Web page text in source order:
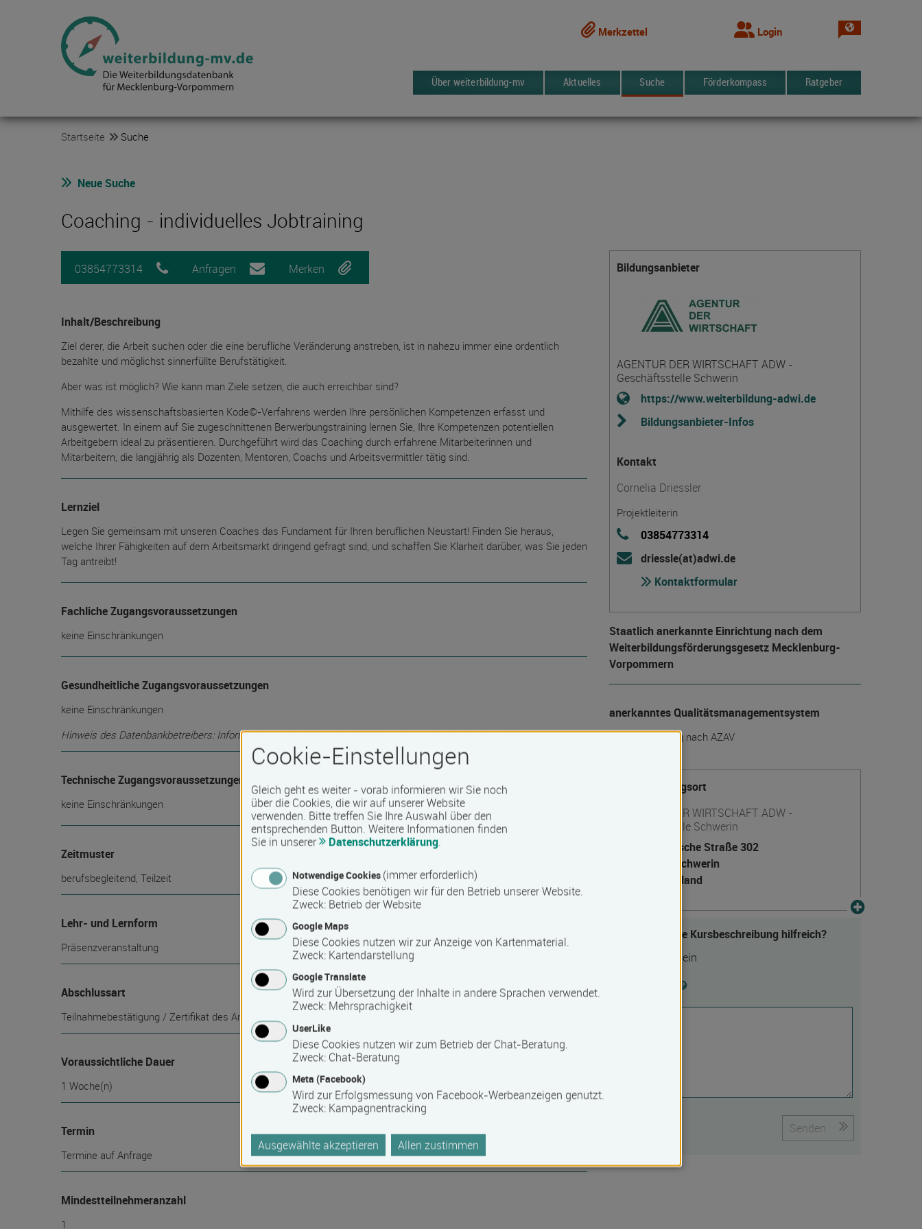
Merkzettel Login Sprache
Über weiterbildung-mv Aktuelles Suche Förderkompass Ratgeber
Startseite Suche
Neue Suche
Coaching - individuelles Jobtraining
03854773314 Anfragen Merken
Inhalt/Beschreibung
Ziel derer, die Arbeit suchen oder die eine berufliche Veränderung anstreben, ist in nahezu immer eine ordentlich
bezahlte und möglichst sinnerfüllte Berufstätigkeit.
Aber was ist möglich? Wie kann man Ziele setzen, die auch erreichbar sind?
Mithilfe des wissenschaftsbasierten Kode©-Verfahrens werden Ihre persönlichen Kompetenzen erfasst und
ausgewertet. In einem auf Sie zugeschnittenen Berwerbungstraining lernen Sie, Ihre Kompetenzen potentiellen
Arbeitgebern ideal zu präsentieren. Durchgeführt wird das Coaching durch erfahrene Mitarbeiterinnen und
Mitarbeitern, die langjährig als Dozenten, Mentoren, Coachs und Arbeitsvermittler tätig sind.
Lernziel
Legen Sie gemeinsam mit unseren Coaches das Fundament für Ihren beruflichen Neustart! Finden Sie heraus,
welche Ihrer Fähigkeiten auf dem Arbeitsmarkt dringend gefragt sind, und schaffen Sie Klarheit darüber, was Sie jeden
Tag antreibt!
Fachliche Zugangsvoraussetzungen
keine Einschränkungen
Gesundheitliche Zugangsvoraussetzungen
keine Einschränkungen
Hinweis des Datenbankbetreibers: Informationen über die Barrierefreiheit erfragen Sie bitte beim Anbieter.
Technische Zugangsvoraussetzungen
keine Einschränkungen
Zeitmuster
berufsbegleitend, Teilzeit
Lehr- und Lernform
Präsenzveranstaltung
Abschlussart
Teilnahmebestätigung / Zertifikat des Anbieters
Voraussichtliche Dauer
1 Woche(n)
Termin
Termine auf Anfrage
Mindest­teilnehmer­anzahl
1
Bildungsanbieter
AGENTUR DER WIRTSCHAFT ADW -
Geschäftsstelle Schwerin
https://www.weiterbildung-adwi.de
Bildungsanbieter-Infos
Kontakt
Cornelia Driessler
Projektleiterin
03854773314
driessle(at)adwi.de
Kontaktformular
Staatlich anerkannte Einrichtung nach dem
Weiter­bildungs­förderungs­gesetz Mecklenburg-
Vorpommern
anerkanntes Qualitätsmanagementsystem
Trägerzulassung nach AZAV
Veranstaltungsort
AGENTUR DER WIRTSCHAFT ADW -
Geschäftsstelle Schwerin
Wismarsche Straße 302
19055 Schwerin
Deutschland
Fanden Sie die Kursbeschreibung hilfreich?
Nein
Senden
Cookie-Einstellungen
Gleich geht es weiter - vorab informieren wir Sie noch
über die Cookies, die wir auf unserer Website
verwenden. Bitte treffen Sie Ihre Auswahl über den
entsprechenden Button. Weitere Informationen finden
Sie in unserer
Datenschutzerklärung.
Notwendige Cookies (immer erforderlich)
Diese Cookies benötigen wir für den Betrieb unserer Website.
Zweck: Betrieb der Website
Google Maps
Diese Cookies nutzen wir zur Anzeige von Kartenmaterial.
Zweck: Kartendarstellung
Google Translate
Wird zur Übersetzung der Inhalte in andere Sprachen verwendet.
Zweck: Mehrsprachigkeit
UserLike
Diese Cookies nutzen wir zum Betrieb der Chat-Beratung.
Zweck: Chat-Beratung
Meta (Facebook)
Wird zur Erfolgsmessung von Facebook-Werbeanzeigen genutzt.
Zweck: Kampagnentracking
Ausgewählte akzeptieren Allen zustimmen